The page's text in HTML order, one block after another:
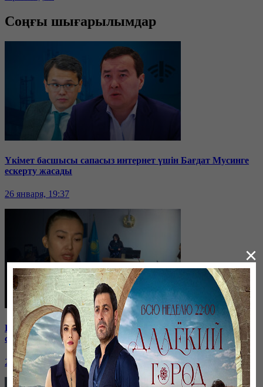
Соңғы шығарылымдар
Үкімет басшысы сапасыз интернет үшін Бағдат Мусинге
ескерту жасады
26 января, 19:37
Бірнеше отбасын алдаған туристік фирма директоры
сотталып жатыр
26 января, 19:36
×